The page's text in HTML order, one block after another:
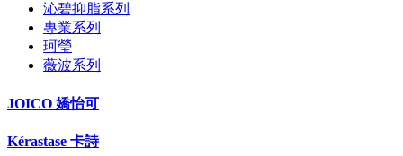
沁碧抑脂系列
專業系列
珂瑩
薇波系列
JOICO 嬌怡可
Kérastase 卡詩